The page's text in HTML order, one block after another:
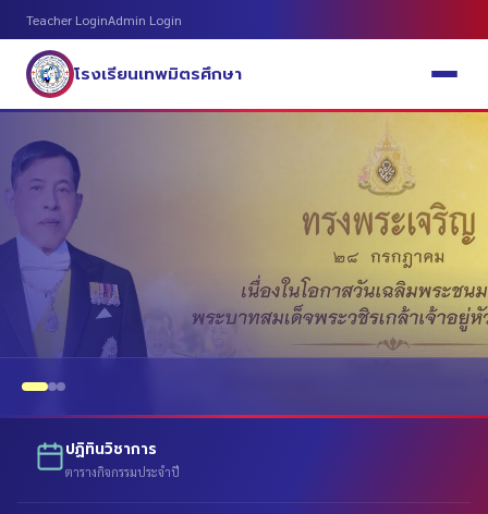
Teacher LoginAdmin Login
โรงเรียนเทพมิตรศึกษา
ปฏิทินวิชาการ
ตารางกิจกรรมประจำปี